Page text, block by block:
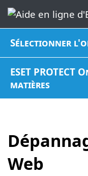
Sélectionner
ESET PROTECT
matières
Web